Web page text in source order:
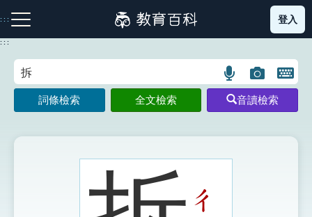
到
主
:::
注音索引圖示 筆畫索引圖示 部首索引表圖示
登入
:::
語
言
搜
示
圖
片
搜
開
鍵
圖
詞條檢索 全文檢索 音讀檢索
ㄔ